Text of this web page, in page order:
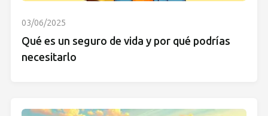
03/06/2025
Qué es un seguro de vida y por qué podrías
necesitarlo